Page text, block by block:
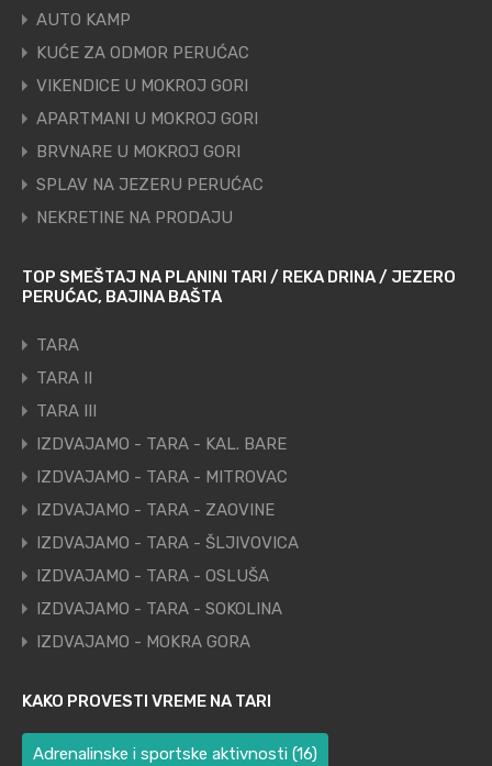
AUTO KAMP
KUĆE ZA ODMOR PERUĆAC
VIKENDICE U MOKROJ GORI
APARTMANI U MOKROJ GORI
BRVNARE U MOKROJ GORI
SPLAV NA JEZERU PERUĆAC
NEKRETINE NA PRODAJU
TOP SMEŠTAJ NA PLANINI TARI / REKA DRINA / JEZERO
PERUĆAC, BAJINA BAŠTA
TARA
TARA II
TARA III
IZDVAJAMO - TARA - KAL. BARE
IZDVAJAMO - TARA - MITROVAC
IZDVAJAMO - TARA - ZAOVINE
IZDVAJAMO - TARA - ŠLJIVOVICA
IZDVAJAMO - TARA - OSLUŠA
IZDVAJAMO - TARA - SOKOLINA
IZDVAJAMO - MOKRA GORA
KAKO PROVESTI VREME NA TARI
Adrenalinske i sportske aktivnosti (16)